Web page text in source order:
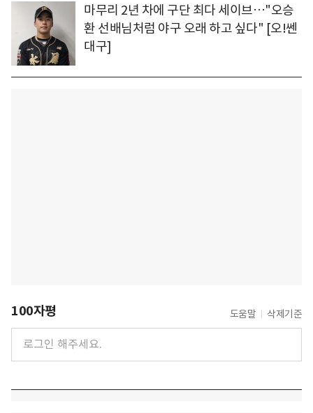
마무리 2년 차에 구단 최다 세이브…"오승
환 선배님처럼 야구 오래 하고 싶다" [오!쎈
대구]
100자평 도움말 삭제기준